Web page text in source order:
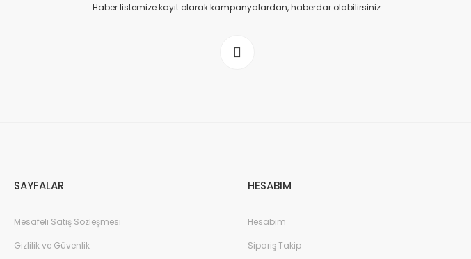
Haber listemize kayıt olarak kampanyalardan, haberdar olabilirsiniz.
SAYFALAR
Mesafeli Satış Sözleşmesi
Gizlilik ve Güvenlik
HESABIM
Hesabım
Sipariş Takip